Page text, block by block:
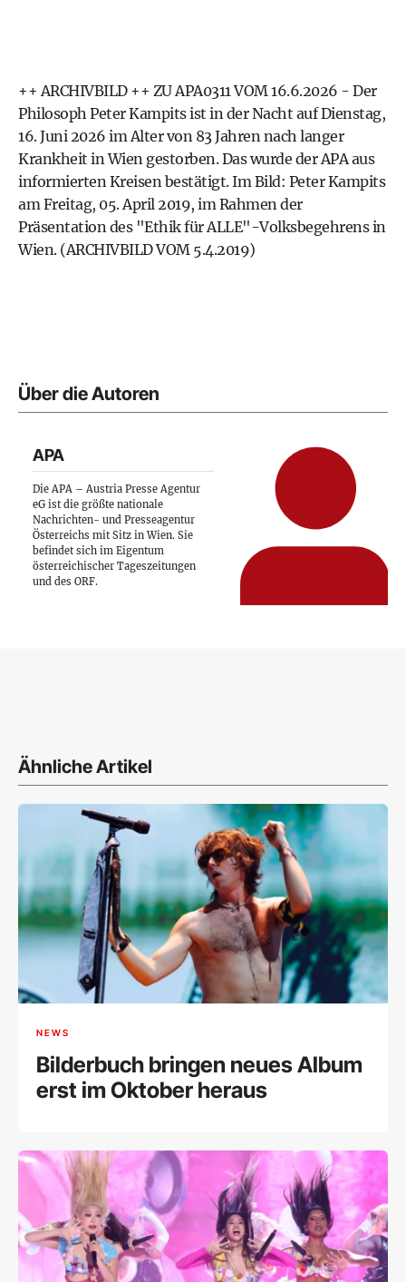
++ ARCHIVBILD ++ ZU APA0311 VOM 16.6.2026 - Der
Philosoph Peter Kampits ist in der Nacht auf Dienstag,
16. Juni 2026 im Alter von 83 Jahren nach langer
Krankheit in Wien gestorben. Das wurde der APA aus
informierten Kreisen bestätigt. Im Bild: Peter Kampits
am Freitag, 05. April 2019, im Rahmen der
Präsentation des "Ethik für ALLE"-Volksbegehrens in
Wien. (ARCHIVBILD VOM 5.4.2019)
Über die Autoren
APA
Die APA – Austria Presse Agentur
eG ist die größte nationale
Nachrichten- und Presseagentur
Österreichs mit Sitz in Wien. Sie
befindet sich im Eigentum
österreichischer Tageszeitungen
und des ORF.
Ähnliche Artikel
NEWS
Bilderbuch bringen neues Album
erst im Oktober heraus